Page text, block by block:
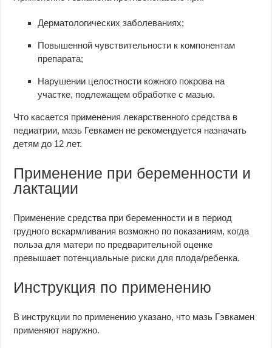
Дерматологических заболеваниях;
Повышенной чувствительности к компонентам
препарата;
Нарушении целостности кожного покрова на
участке, подлежащем обработке с мазью.
Что касается применения лекарственного средства в
педиатрии, мазь Гевкамен не рекомендуется назначать
детям до 12 лет.
Применение при беременности и
лактации
Применение средства при беременности и в период
грудного вскармливания возможно по показаниям, когда
польза для матери по предварительной оценке
превышает потенциальные риски для плода/ребенка.
Инструкция по применению
В инструкции по применению указано, что мазь Гэвкамен
применяют наружно.